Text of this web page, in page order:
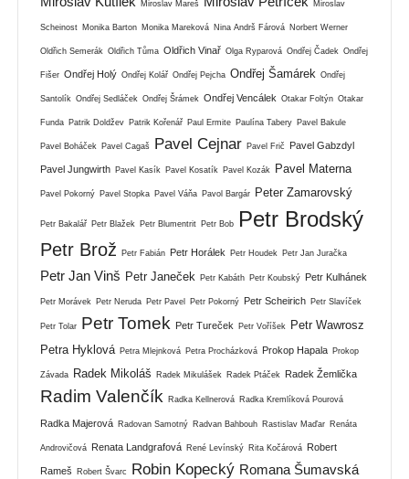
Miroslav Mareš Miroslav
Scheinost Monika Barton Monika Mareková Nina Andrš Fárová Norbert Werner
Oldřich Semerák Oldřich Tůma Oldřich Vinař Olga Ryparová Ondřej Čadek Ondřej
Fišer Ondřej Holý Ondřej Kolář Ondřej Pejcha Ondřej Šamárek Ondřej
Santolík Ondřej Sedláček Ondřej Šrámek Ondřej Vencálek Otakar Foltýn Otakar
Funda Patrik Doldžev Patrik Kořenář Paul Ermite Paulína Tabery Pavel Bakule
Pavel Boháček Pavel Cagaš Pavel Cejnar Pavel Frič Pavel Gabzdyl
Pavel Jungwirth Pavel Kasík Pavel Kosatík Pavel Kozák Pavel Materna
Pavel Pokorný Pavel Stopka Pavel Váňa Pavol Bargár Peter Zamarovský
Petr Bakalář Petr Blažek Petr Blumentrit Petr Bob Petr Brodský
Petr Brož Petr Fabián Petr Horálek Petr Houdek Petr Jan Juračka
Petr Jan Vinš Petr Janeček Petr Kabáth Petr Koubský Petr Kulhánek
Petr Morávek Petr Neruda Petr Pavel Petr Pokorný Petr Scheirich Petr Slavíček
Petr Tolar Petr Tomek Petr Tureček Petr Voříšek
Petr Wawrosz
Petra Hyklová Petra Mlejnková Petra Procházková Prokop Hapala Prokop
Závada Radek Mikoláš Radek Mikulášek Radek Ptáček Radek Žemlička
Radim Valenčík Radka Kellnerová Radka Kremlíková Pourová
Radka Majerová Radovan Samotný Radvan Bahbouh Rastislav Maďar Renáta
Androvičová Renata Landgrafová René Levínský Rita Kočárová Robert
Rameš Robert Švarc Robin Kopecký Romana Šumavská